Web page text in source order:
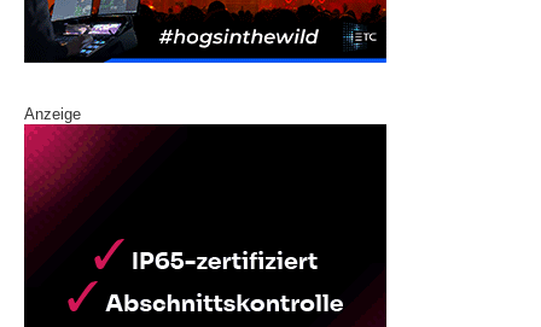
Anzeige